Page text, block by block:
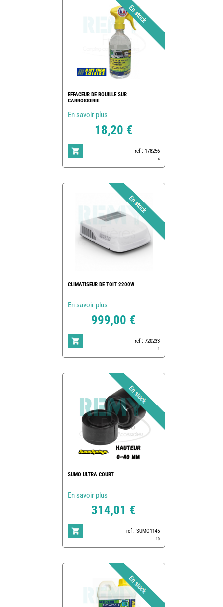
EFFACEUR DE ROUILLE SUR
CARROSSERIE
En savoir plus
18,20 €
ref : 178256
4
CLIMATISEUR DE TOIT 2200W
En savoir plus
999,00 €
ref : 720233
1
SUMO ULTRA COURT
En savoir plus
314,01 €
ref : SUMO1145
10